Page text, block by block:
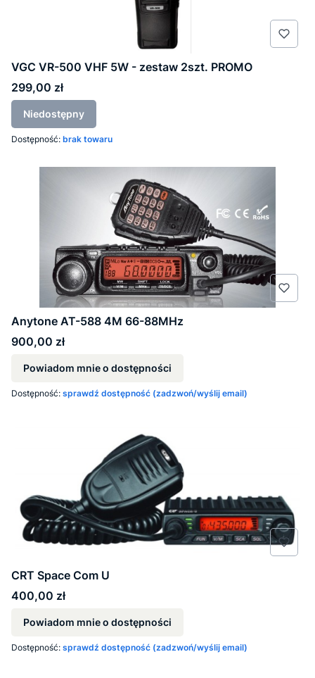
VGC VR-500 VHF 5W - zestaw 2szt. PROMO
Cena
299,00 zł
Niedostępny
Dostępność: brak towaru
Anytone AT-588 4M 66-88MHz
Cena
900,00 zł
Powiadom mnie o dostępności
Dostępność: sprawdź dostępność (zadzwoń/wyślij email)
CRT Space Com U
Cena
400,00 zł
Powiadom mnie o dostępności
Dostępność: sprawdź dostępność (zadzwoń/wyślij email)